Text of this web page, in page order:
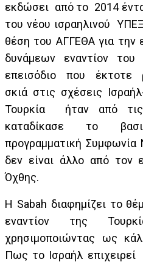
εκδώσει από το 2014
του νέου ισραηλινού
θέση του ΑΓΓΕΘΑ για την
δυνάμεων εναντίον
επεισόδιο που έκτοτε
σκιά στις σχέσεις
Τουρκία ήταν από
καταδίκασε το
προγραμματική Συμφωνία
δεν είναι άλλο από τον
Όχθης.
Η Sabah διαφημίζει το
εναντίον της
χρησιμοποιώντας ως
Πως το Ισραήλ